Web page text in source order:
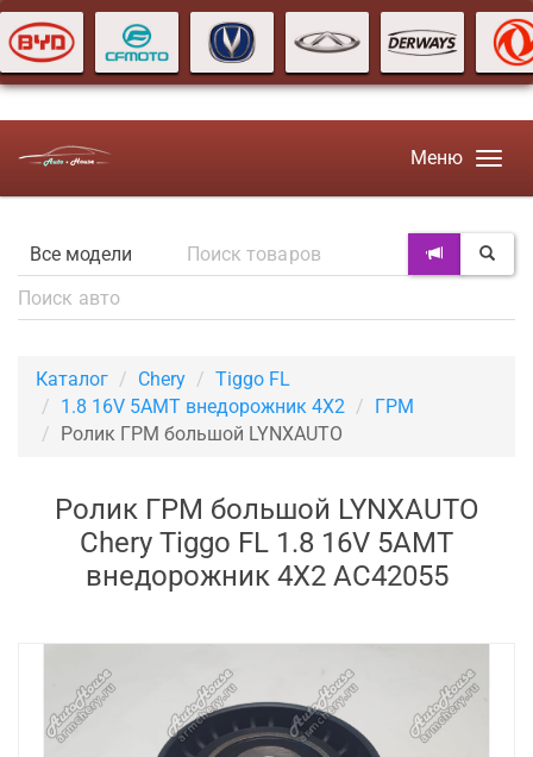
Меню
Каталог Chery
Tiggo FL
1.8 16V 5AMT внедорожник 4X2
ГРМ
Ролик ГРМ большой LYNXAUTO
Ролик ГРМ большой LYNXAUTO
Chery Tiggo FL 1.8 16V 5AMT
внедорожник 4X2 AC42055